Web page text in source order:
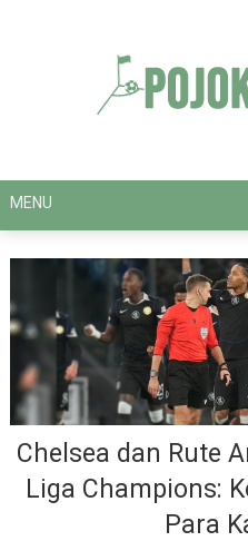
MENU
Chelsea dan Rute
Liga Champions:
Para